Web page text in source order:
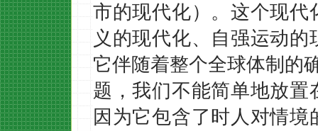
市的现代化）。这个现
义的现代化、自强运动
它伴随着整个全球体制的
题，我们不能简单地放
因为它包含了时人对情